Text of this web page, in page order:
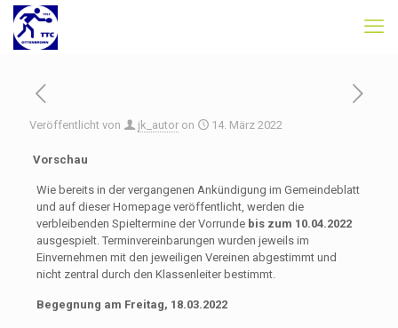
Veröffentlicht von jk_autor on 14. März 2022
Vorschau
Wie bereits in der vergangenen Ankündigung im Gemeindeblatt
und auf dieser Homepage veröffentlicht, werden die
verbleibenden Spieltermine der Vorrunde bis zum 10.04.2022
ausgespielt. Terminvereinbarungen wurden jeweils im
Einvernehmen mit den jeweiligen Vereinen abgestimmt und
nicht zentral durch den Klassenleiter bestimmt.
Begegnung am Freitag, 18.03.2022